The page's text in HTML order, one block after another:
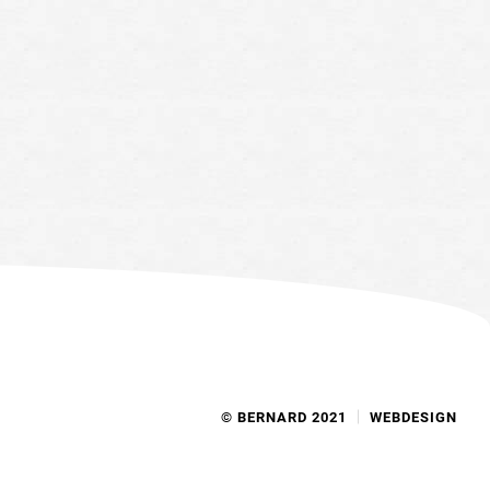
© BERNARD 2021 WEBDESIGN